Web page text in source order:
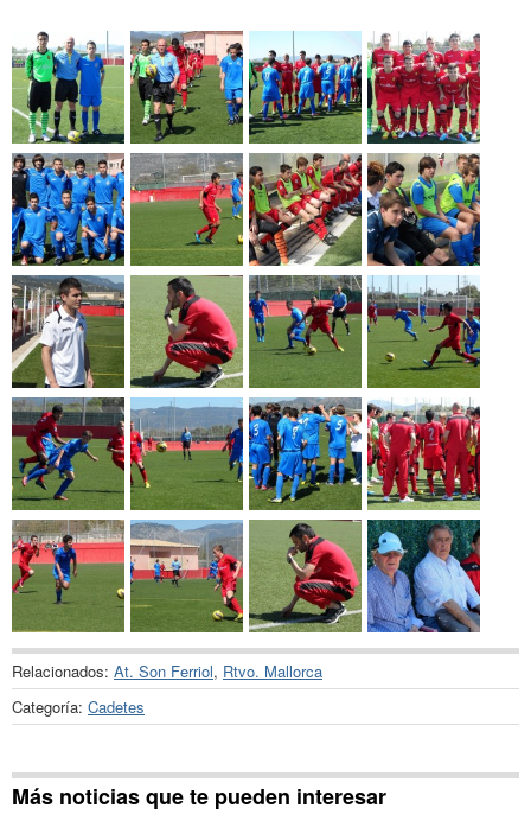
Relacionados: At. Son Ferriol, Rtvo. Mallorca
Categoría: Cadetes
Más noticias que te pueden interesar